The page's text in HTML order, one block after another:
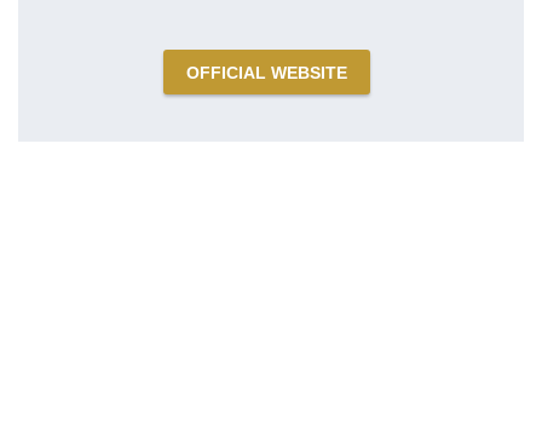
OFFICIAL WEBSITE